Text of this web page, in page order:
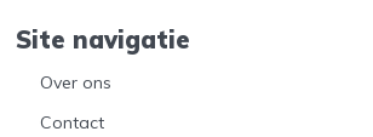
Site navigatie
Over ons
Contact